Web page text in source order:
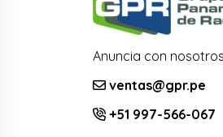
Anuncia con
ventas@gpr.pe
+51 997-566-067